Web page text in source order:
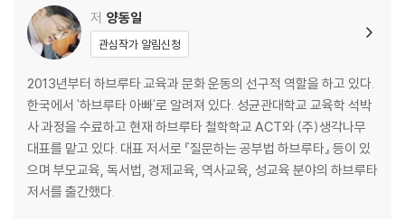
효과적인 하브루타 학습 꿀팁
짝꿍의 대화습관 알아보기
하브루타 진행순서
1. 경청하기
2. 질문하기
3. 해석하기
4. 반사하기
5. 지지하기
6. 도전하기
저 양동일
관심작가 알림신청
2013년부터 하브루타 교육과 문화 운동의 선구적 역할을 하고 있다.
한국에서 '하브루타 아빠'로 알려져 있다. 성균관대학교 교육학 석박
사 과정을 수료하고 현재 하브루타 철학학교 ACT와 (주)생각나무
대표를 맡고 있다. 대표 저서로 『질문하는 공부법 하브루타』 등이 있
으며 부모교육, 독서법, 경제교육, 역사교육, 성교육 분야의 하브루타
저서를 출간했다.